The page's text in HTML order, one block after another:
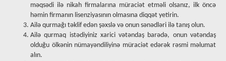
məqsədi ilə nikah firmalarına müraciət etməli olsanız, ilk öncə
həmin firmanın lisenziyasının olmasına diqqət yetirin.
Ailə qurmağı təklif edən şəxslə və onun sənədləri ilə tanış olun.
Ailə qurmaq istədiyiniz xarici vətəndaş barədə, onun vətəndaş
olduğu ölkənin nümayəndiliyinə müraciət edərək rəsmi məlumat
alın.